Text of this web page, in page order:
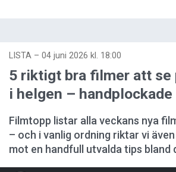
LISTA – 04 juni 2026 kl. 18:00
5 riktigt bra filmer att se
i helgen –
Filmtopp listar alla veckans nya
– och i vanlig ordning riktar vi
mot en handfull utvalda tips bland